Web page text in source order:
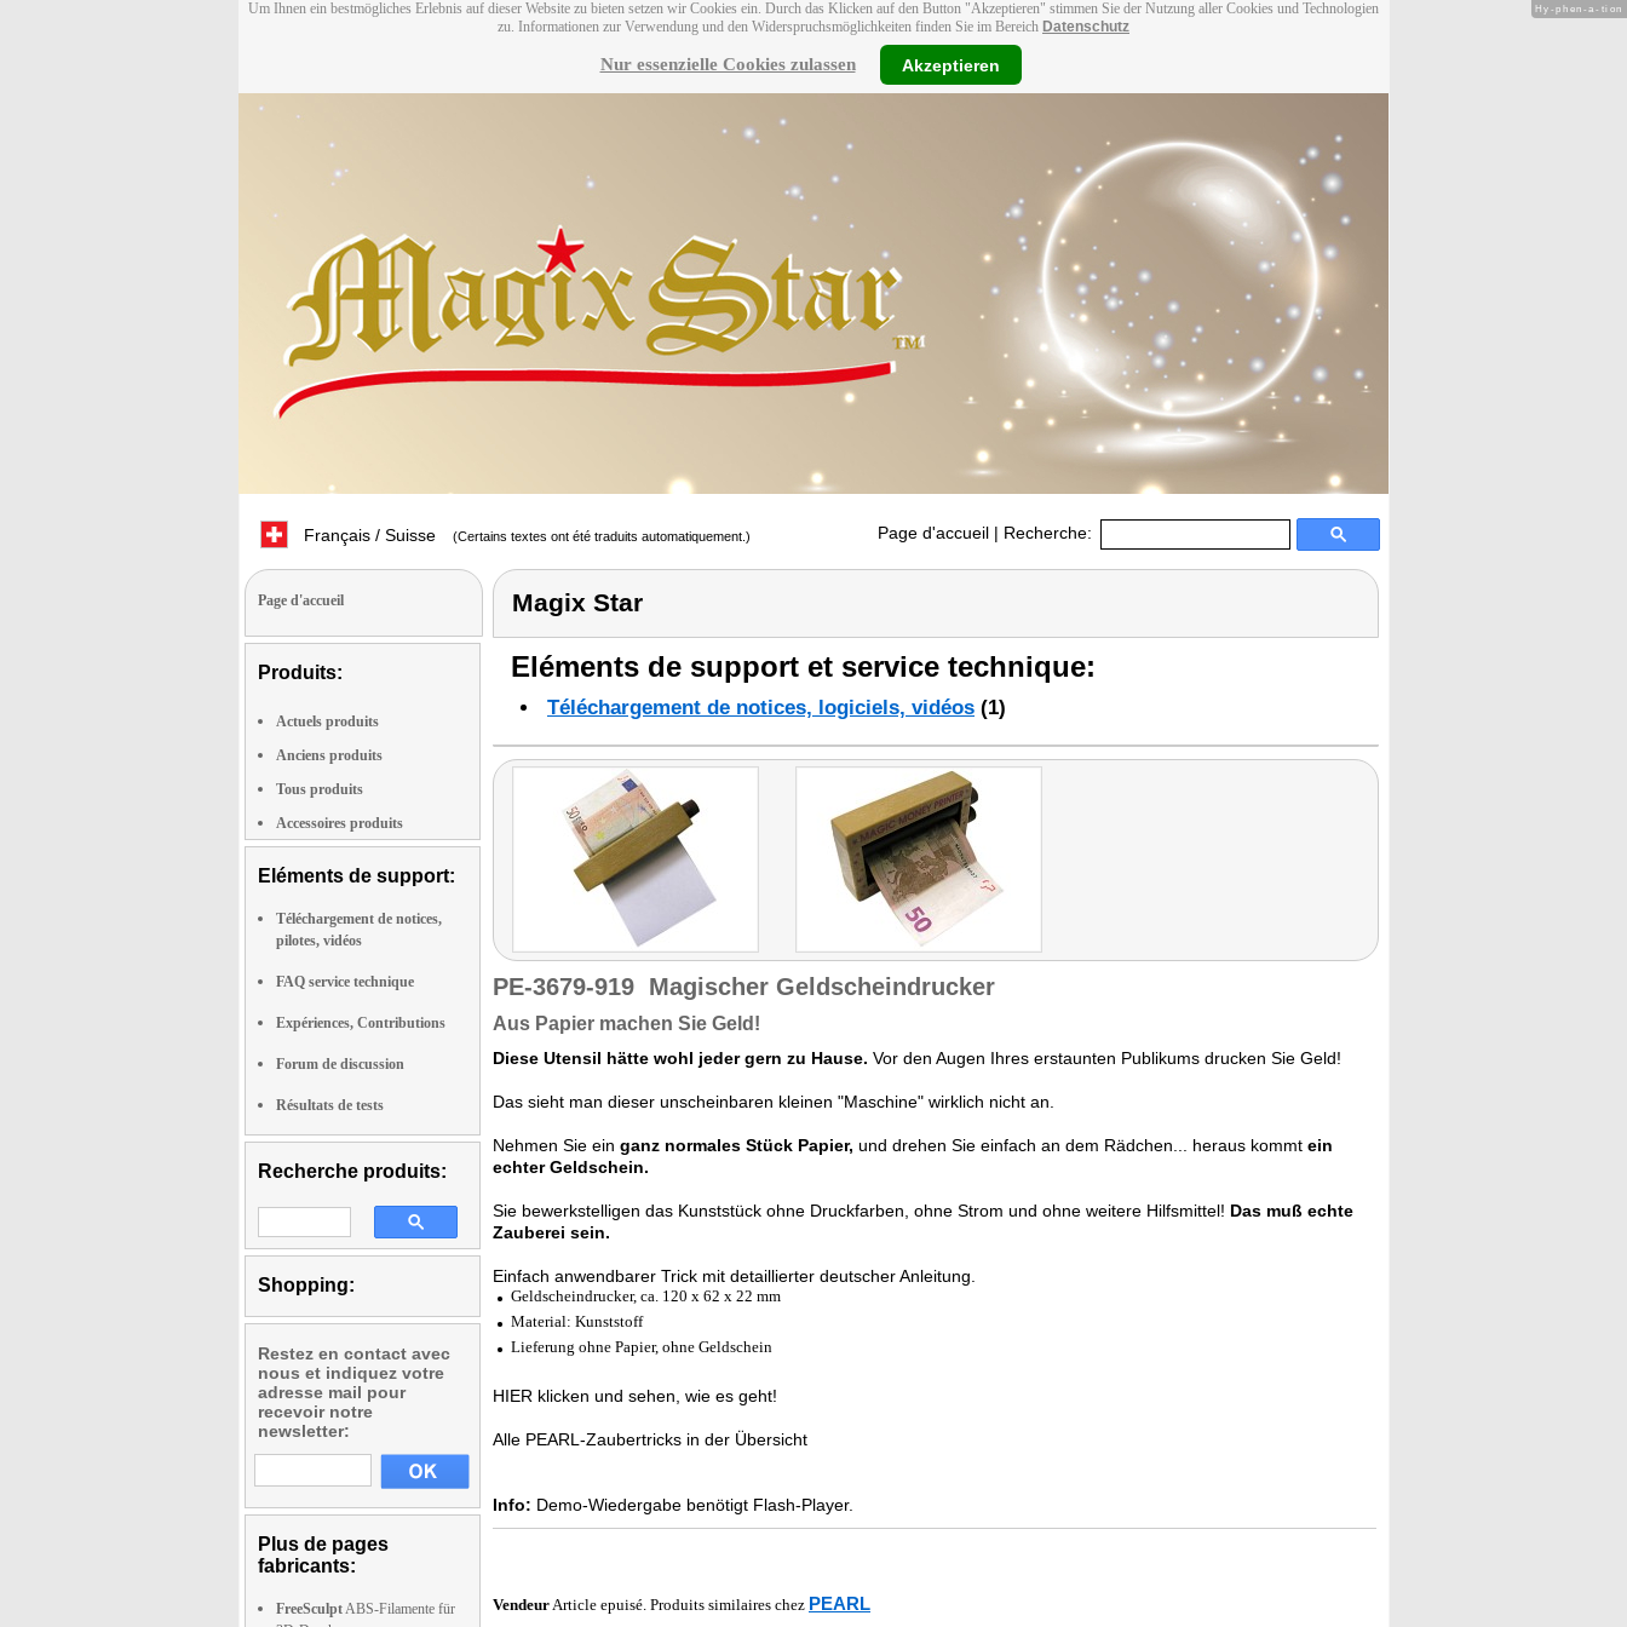
Um Ihnen ein bestmögliches Erlebnis auf dieser Website zu bieten setzen wir Cookies ein. Durch das Klicken auf den Button "Akzeptieren" stimmen Sie der Nutzung aller Cookies und Technologien
zu. Informationen zur Verwendung und den Widerspruchsmöglichkeiten finden Sie im Bereich Datenschutz
Nur essenzielle Cookies zulassen Akzeptieren
Français / Suisse (Certains textes ont été traduits automatiquement.) Page d'accueil | Recherche:
Page d'accueil
Produits:
Actuels produits
Anciens produits
Tous produits
Accessoires produits
Eléments de support:
Téléchargement de notices,
pilotes, vidéos
FAQ service technique
Expériences, Contributions
Forum de discussion
Résultats de tests
Recherche produits:
Shopping:
Restez en contact avec
nous et indiquez votre
adresse mail pour
recevoir notre
newsletter:
Plus de pages
fabricants:
FreeSculptABS-Filamente für
Magix Star
Eléments de support et service technique:
Téléchargement de notices, logiciels, vidéos (1)
PE-3679-919 Magischer Geldscheindrucker
Aus Papier machen Sie Geld!
Diese Utensil hätte wohl jeder gern zu Hause. Vor den Augen Ihres erstaunten Publikums drucken Sie Geld!
Das sieht man dieser unscheinbaren kleinen "Maschine" wirklich nicht an.
Nehmen Sie ein ganz normales Stück Papier, und drehen Sie einfach an dem Rädchen... heraus kommt ein
echter Geldschein.
Sie bewerkstelligen das Kunststück ohne Druckfarben, ohne Strom und ohne weitere Hilfsmittel! Das muß echte
Zauberei sein.
Einfach anwendbarer Trick mit detaillierter deutscher Anleitung.
Geldscheindrucker, ca. 120 x 62 x 22 mm
Material: Kunststoff
Lieferung ohne Papier, ohne Geldschein
HIER klicken und sehen, wie es geht!
Alle PEARL-Zaubertricks in der Übersicht
Info: Demo-Wiedergabe benötigt Flash-Player.
VendeurArticle epuisé. Produits similaires chez PEARL
Hy-phen-a-tion